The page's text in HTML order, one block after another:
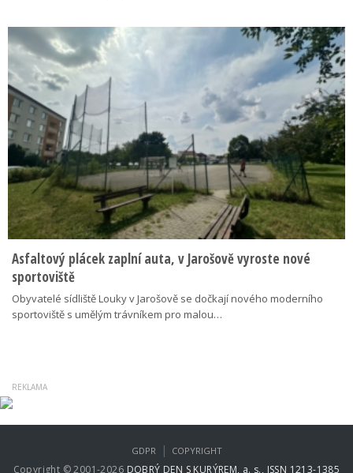
Asfaltový plácek zaplní auta, v Jarošově vyroste nové
sportoviště
Obyvatelé sídliště Louky v Jarošově se dočkají nového moderního
sportoviště s umělým trávníkem pro malou…
Copyright © 2001-2026 DOBRÝ DEN S KURÝREM, a. s., ISSN 1213-1385
GDPR | COPYRIGHT